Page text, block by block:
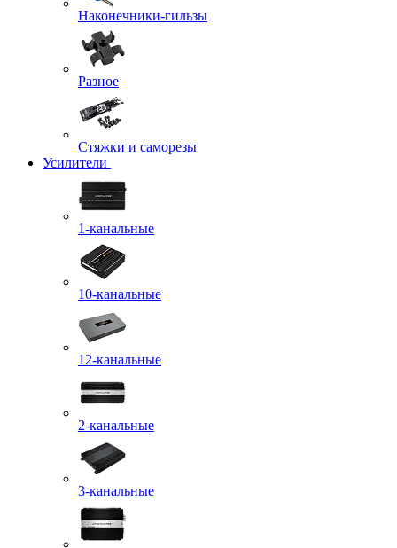
Наконечники-гильзы
Разное
Стяжки и саморезы
Усилители
1-канальные
10-канальные
12-канальные
2-канальные
3-канальные